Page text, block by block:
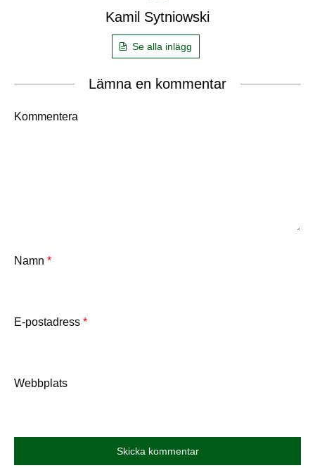
Kamil Sytniowski
Se alla inlägg
Lämna en kommentar
Kommentera
Namn *
E-postadress *
Webbplats